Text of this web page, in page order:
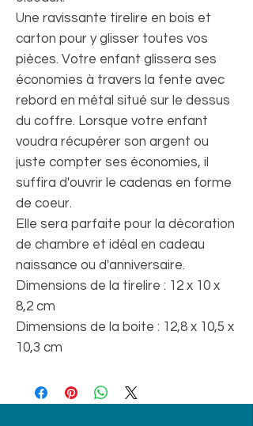
Une ravissante tirelire en bois et
carton pour y glisser toutes vos
pièces. Votre enfant glissera ses
économies à travers la fente avec
rebord en métal situé sur le dessus
du coffre. Lorsque votre enfant
voudra récupérer son argent ou
juste compter ses économies, il
suffira d'ouvrir le cadenas en forme
de coeur.
Elle sera parfaite pour la décoration
de chambre et idéal en cadeau
naissance ou d'anniversaire.
Dimensions de la tirelire : 12 x 10 x
8,2 cm
Dimensions de la boite : 12,8 x 10,5 x
10,3 cm